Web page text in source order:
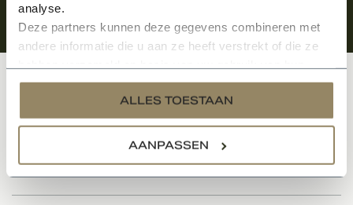
analyse.
Deze partners kunnen deze gegevens combineren met
andere informatie die u aan ze heeft verstrekt of die ze
services.
ALLES TOESTAAN
AANPASSEN
Klantenservice
Categorieën